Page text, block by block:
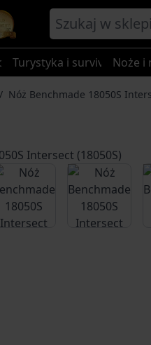
Turystyka i survival Noże i
/ Nóż Benchmade 18050S
imageView larger image
View